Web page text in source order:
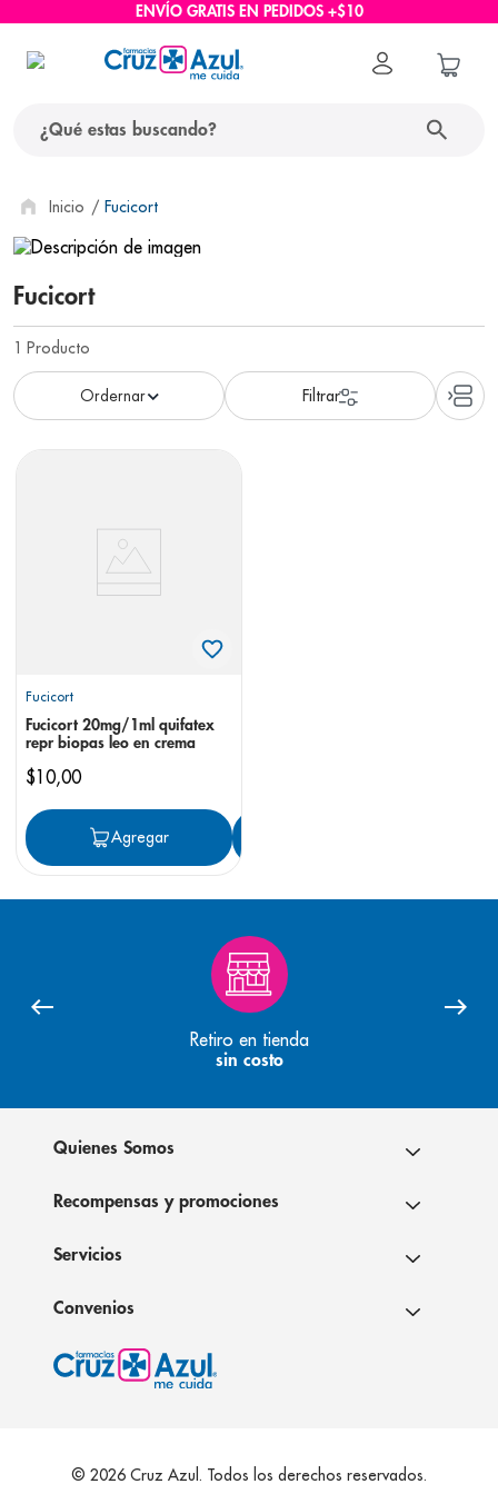
ENVÍO GRATIS EN PEDIDOS +$10
Fucicort
Fucicort
1 Producto
Fucicort
Fucicort 20mg/1ml quifatex
repr biopas leo en crema
$10,00
Agregar
Retiro en tienda
sin costo
Quienes Somos
Recompensas y promociones
Servicios
Convenios
© 2026 Cruz Azul. Todos los derechos reservados.
términos más buscados
1. protector solar
2. pañales
3. eucerin
4. cerave
nivea
6. bioderma
panolini
prueba embarazo